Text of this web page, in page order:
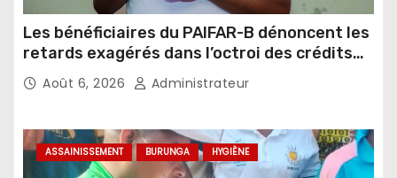
Les bénéficiaires du PAIFAR-B dénoncent les
retards exagérés dans l’octroi des crédits
agricoles
Août 6, 2026 Administrateur
ASSAINISSEMENT BURUNGA HYGIÈNE